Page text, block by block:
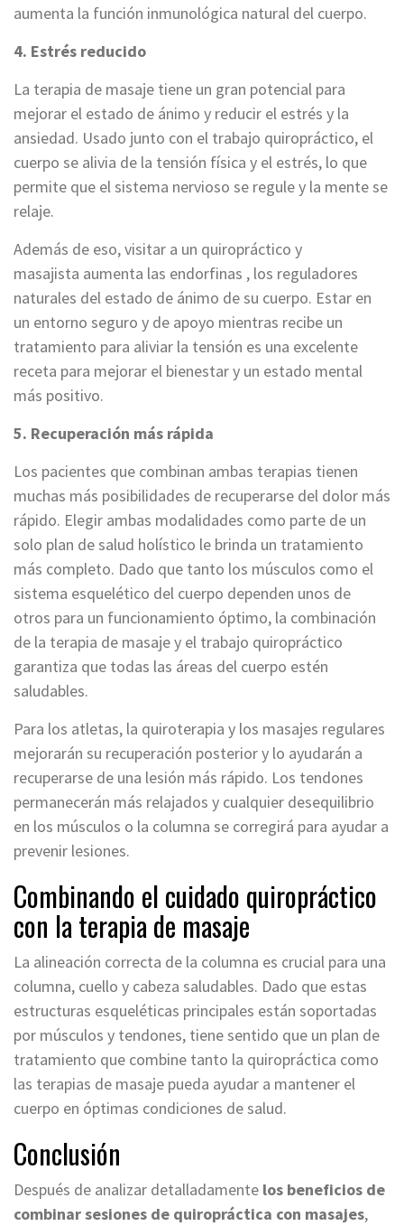
aumenta la función inmunológica natural del cuerpo.
4. Estrés reducido
La terapia de masaje tiene un gran potencial para
mejorar el estado de ánimo y reducir el estrés y la
ansiedad. Usado junto con el trabajo quiropráctico, el
cuerpo se alivia de la tensión física y el estrés, lo que
permite que el sistema nervioso se regule y la mente se
relaje.
Además de eso, visitar a un quiropráctico y
masajista aumenta las endorfinas , los reguladores
naturales del estado de ánimo de su cuerpo. Estar en
un entorno seguro y de apoyo mientras recibe un
tratamiento para aliviar la tensión es una excelente
receta para mejorar el bienestar y un estado mental
más positivo.
5. Recuperación más rápida
Los pacientes que combinan ambas terapias tienen
muchas más posibilidades de recuperarse del dolor más
rápido. Elegir ambas modalidades como parte de un
solo plan de salud holístico le brinda un tratamiento
más completo. Dado que tanto los músculos como el
sistema esquelético del cuerpo dependen unos de
otros para un funcionamiento óptimo, la combinación
de la terapia de masaje y el trabajo quiropráctico
garantiza que todas las áreas del cuerpo estén
saludables.
Para los atletas, la quiroterapia y los masajes regulares
mejorarán su recuperación posterior y lo ayudarán a
recuperarse de una lesión más rápido. Los tendones
permanecerán más relajados y cualquier desequilibrio
en los músculos o la columna se corregirá para ayudar a
prevenir lesiones.
Combinando el cuidado quiropráctico
con la terapia de masaje
La alineación correcta de la columna es crucial para una
columna, cuello y cabeza saludables. Dado que estas
estructuras esqueléticas principales están soportadas
por músculos y tendones, tiene sentido que un plan de
tratamiento que combine tanto la quiropráctica como
las terapias de masaje pueda ayudar a mantener el
cuerpo en óptimas condiciones de salud.
Conclusión
Después de analizar detalladamente los beneficios de
combinar sesiones de quiropráctica con masajes,